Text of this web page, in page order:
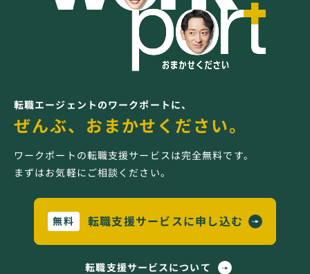
転職エージェントのワークポートに、
ぜんぶ、おまかせください。
ワークポートの転職支援サービスは完全無料です。
まずはお気軽にご相談ください。
無料 転職支援サービスに申し込む
転職支援サービスについて